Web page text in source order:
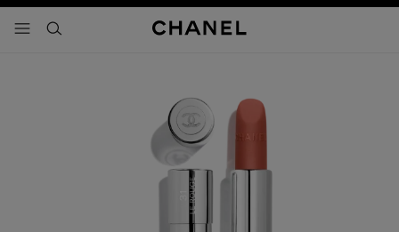
- navegación principal
buscar